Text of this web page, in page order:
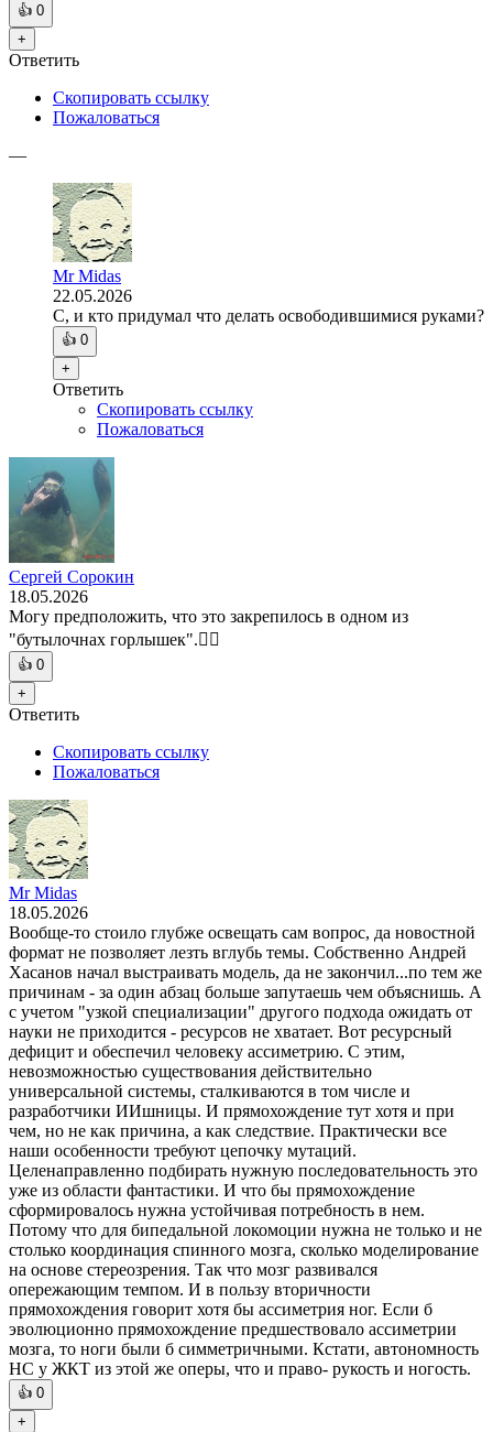
👍 0
+
Ответить
Скопировать ссылку
Пожаловаться
—
Mr Midas
22.05.2026
C, и кто придумал что делать освободившимися руками?
👍 0
+
Ответить
Скопировать ссылку
Пожаловаться
Сергей Сорокин
18.05.2026
Могу предположить, что это закрепилось в одном из
"бутылочнах горлышек".🤷‍♂️
👍 0
+
Ответить
Скопировать ссылку
Пожаловаться
Mr Midas
18.05.2026
Вообще-то стоило глубже освещать сам вопрос, да новостной
формат не позволяет лезть вглубь темы. Собственно Андрей
Хасанов начал выстраивать модель, да не закончил...по тем же
причинам - за один абзац больше запутаешь чем объяснишь. А
с учетом "узкой специализации" другого подхода ожидать от
науки не приходится - ресурсов не хватает. Вот ресурсный
дефицит и обеспечил человеку ассиметрию. С этим,
невозможностью существования действительно
универсальной системы, сталкиваются в том числе и
разработчики ИИшницы. И прямохождение тут хотя и при
чем, но не как причина, а как следствие. Практически все
наши особенности требуют цепочку мутаций.
Целенаправленно подбирать нужную последовательность это
уже из области фантастики. И что бы прямохождение
сформировалось нужна устойчивая потребность в нем.
Потому что для бипедальной локомоции нужна не только и не
столько координация спинного мозга, сколько моделирование
на основе стереозрения. Так что мозг развивался
опережающим темпом. И в пользу вторичности
прямохождения говорит хотя бы ассиметрия ног. Если б
эволюционно прямохождение предшествовало ассиметрии
мозга, то ноги были б симметричными. Кстати, автономность
НС у ЖКТ из этой же оперы, что и право- рукость и ногость.
👍 0
+